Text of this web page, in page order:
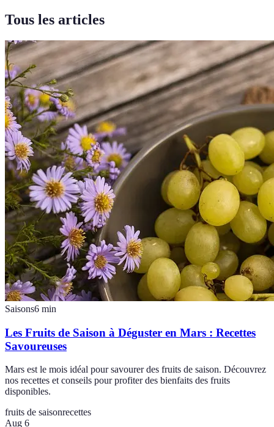
Tous les articles
Saisons6 min
Les Fruits de Saison à Déguster en Mars : Recettes
Savoureuses
Mars est le mois idéal pour savourer des fruits de saison. Découvrez
nos recettes et conseils pour profiter des bienfaits des fruits
disponibles.
fruits de saisonrecettes
Aug 6